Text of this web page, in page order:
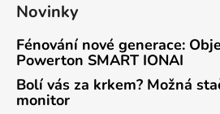
Novinky
Fénování nové generace:
Powerton SMART IONAI
Bolí vás za krkem? Možná
monitor